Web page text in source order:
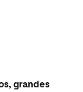
grandes